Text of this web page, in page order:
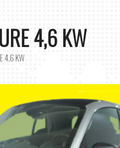
4,6 KW
4,6 KW